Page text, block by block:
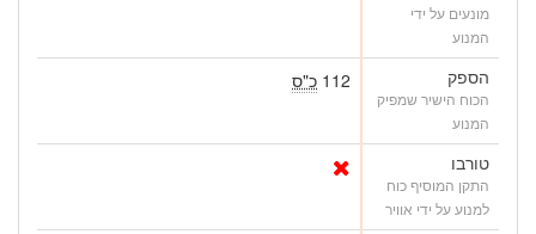
מונעים על ידי
המנוע
הספק
הכוח הישיר שמפיק
המנוע
112 כ"ס
טורבו
התקן המוסיף כוח
למנוע על ידי אוויר